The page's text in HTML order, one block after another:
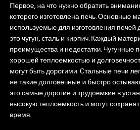
Первое, на что нужно обратить
которого изготовлена печь. Основные
используемые для изготовления
это чугун, сталь и кирпич. Каждый
преимущества и недостатки. Чугунные
хорошей теплоемкостью и
могут быть дорогими. Стальные печи
не такие долговечные и быстро
это самые дорогие и трудоемкие в
высокую теплоемкость и могут
время.